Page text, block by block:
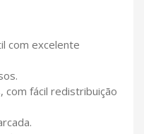
com excelente
com fácil redistribuição